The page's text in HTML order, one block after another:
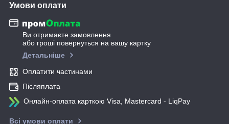
Умови оплати
Ви отримаєте замовлення
або гроші повернуться на вашу картку
Детальніше
Оплатити частинами
Післяплата
Онлайн-оплата карткою Visa, Mastercard - LiqPay
Всі умови оплати